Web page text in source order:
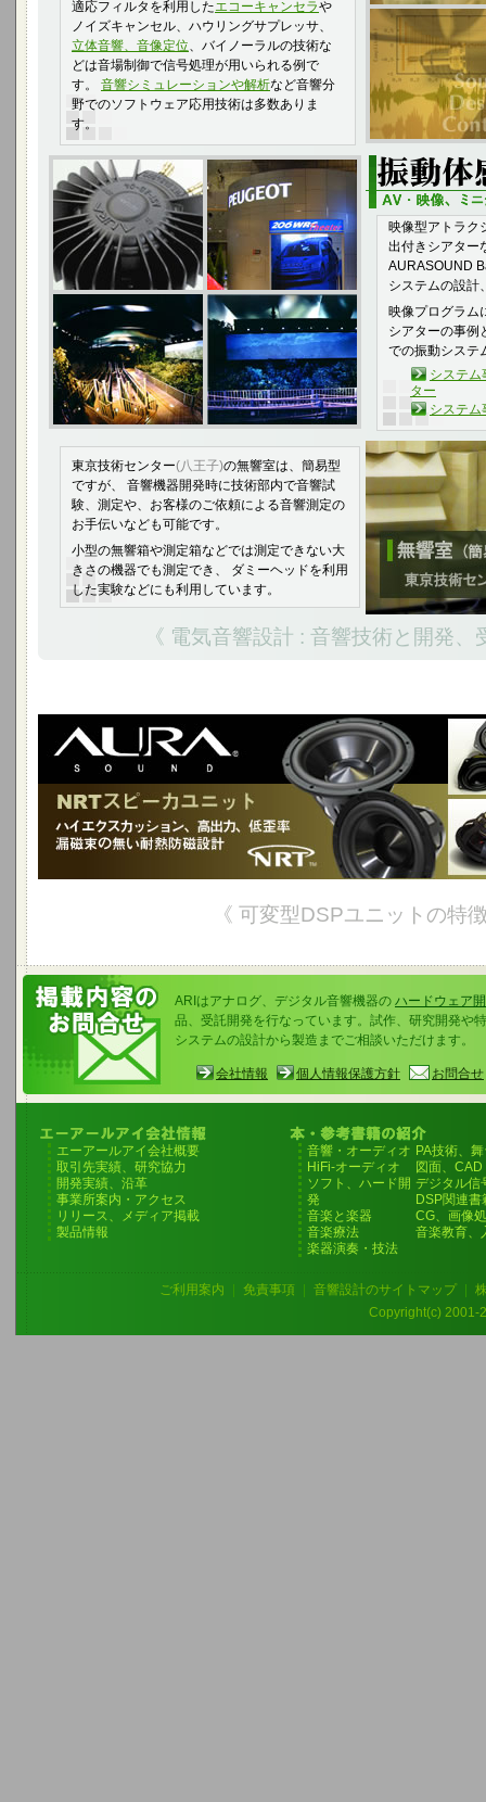
適応フィルタを利用したエコーキャンセラや
ノイズキャンセル、ハウリングサプレッサ、
立体音響、音像定位、バイノーラルの技術な
どは音場制御で信号処理が用いられる例で
す。 音響シミュレーションや解析など音響分
野でのソフトウェア応用技術は多数ありま
す。
映像型アトラク
出付きシアター
AURASOUND
システムの設計
映像プログラム
シアターの事例
での振動システ
システ
ター
システム
東京技術センター(八王子)の無響室は、簡易型
ですが、 音響機器開発時に技術部内で音響試
験、測定や、お客様のご依頼による音響測定の
お手伝いなども可能です。
小型の無響箱や測定箱などでは測定できない大
きさの機器でも測定でき、 ダミーヘッドを利用
した実験などにも利用しています。
《 電気音響設計 : 音響技術と開発、
《 可変型DSPユニットの特
ARIはアナログ、デジタル音響機器の ハードウェア
品、受託開発を行なっています。試作、研究開発や
システムの設計から製造までご相談いただけます。
会社情報 個人情報保護方針 お問合せ
エーアールアイ会社概要
取引先実績、研究協力
開発実績、沿革
事業所案内・アクセス
リリース、メディア掲載
製品情報
音響・オーディオ PA技術、
HiFi-オーディオ
図面、CAD
ソフト、ハード開
発
デジタル信
DSP関連書
CG、画像
音楽と楽器
音楽教育、
音楽療法
楽器演奏・技法
ご利用案内 免責事項 音響設計のサイトマップ
Copyright(c) 2001-